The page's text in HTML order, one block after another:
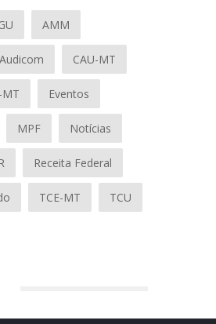
AMM
Audicom CAU-MT
MT Eventos
MPF Notícias
Receita Federal
TCE-MT TCU